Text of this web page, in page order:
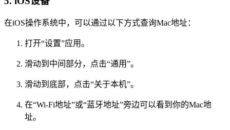
在iOS操作系统中，可以通过以下方式查询Mac地址：
打开“设置”应用。
滑动到中间部分，点击“通用”。
滑动到底部，点击“关于本机”。
在“Wi-Fi地址”或“蓝牙地址”旁边可以看到你的Mac地
址。